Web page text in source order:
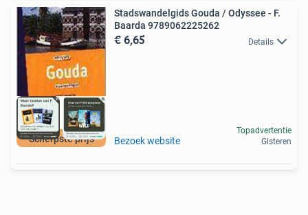
Scherpste prijs
Stadswandelgids Gouda / Odyssee - F.
Baarda 9789062225262
€ 6,65 Details
Bezoek website
Topadvertentie
Gisteren